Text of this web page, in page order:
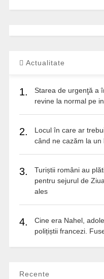
Actualitate
1.
Starea de urgenţă a
revine la normal pe
2.
Locul în care ar
când ne cazăm la un
3.
Turiștii români au
pentru sejurul de
ales
4.
Cine era Nahel,
polițiștii francezi.
Recente